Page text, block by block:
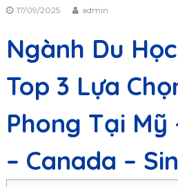
17/09/2025 admin
Ngành Du
Top 3 Lựa
Phong Tại Mỹ
– Canada –